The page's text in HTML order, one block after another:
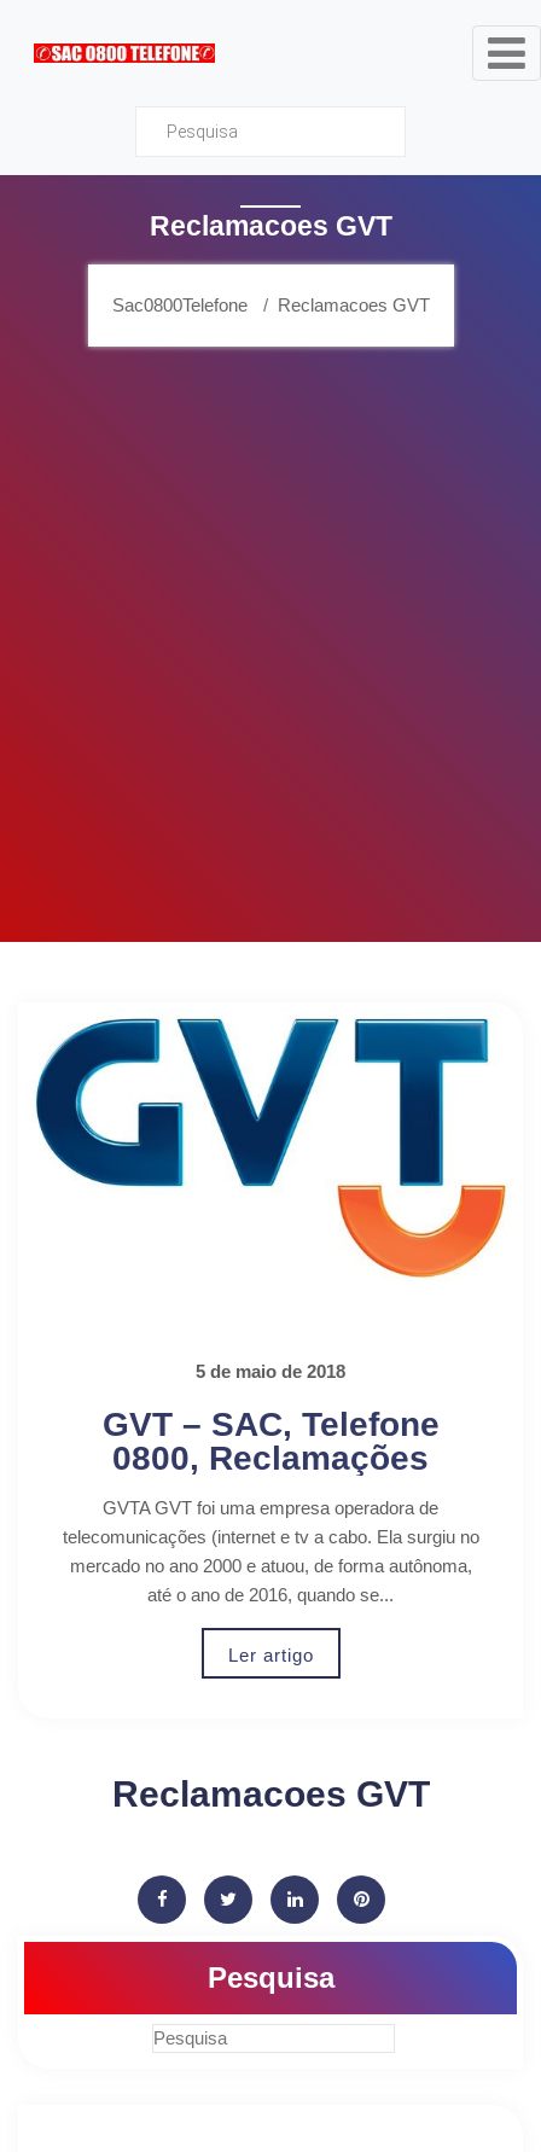
Sac0800Telefone
Reclamacoes GVT
Sac0800Telefone Reclamacoes GVT
5 de maio de 2018
GVT – SAC, Telefone
0800, Reclamações
GVTA GVT foi uma empresa operadora de
telecomunicações (internet e tv a cabo. Ela surgiu no
mercado no ano 2000 e atuou, de forma autônoma,
até o ano de 2016, quando se...
Ler artigo
Reclamacoes GVT
Pesquisa